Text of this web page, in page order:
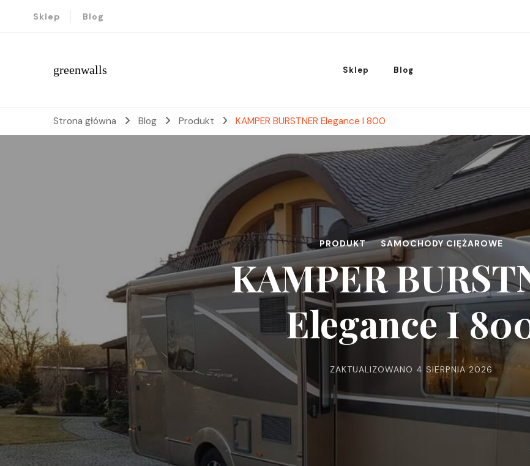
Sklep Blog
greenwalls Sklep Blog
Strona główna Blog Produkt KAMPER BURSTNER Elegance I 800
PRODUKT SAMOCHODY CIĘŻAROWE
KAMPER
Elegance I
ZAKTUALIZOWANO 4 SIERPNIA 2026